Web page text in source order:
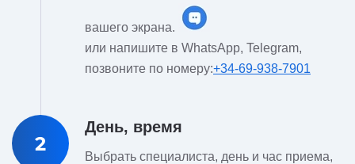
вашего экрана.
или напишите в WhatsApp, Telegram,
позвоните по номеру:+34-69-938-7901
2
День, время
Выбрать специалиста, день и час приема,